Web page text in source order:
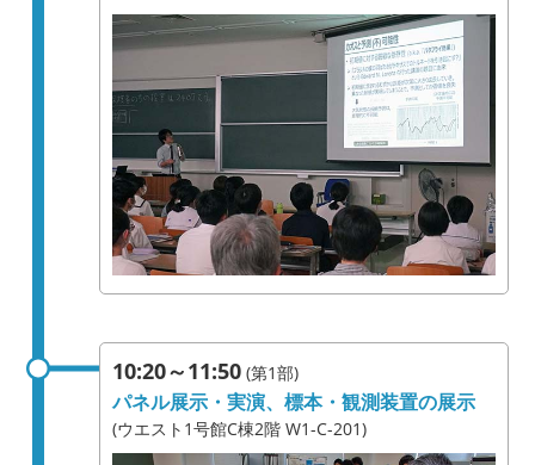
10:20～11:50(第1部)
パネル展示・実演、標本・観測装置の展示
(ウエスト1号館C棟2階 W1-C-201)